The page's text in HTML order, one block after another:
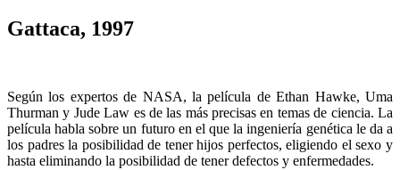
Gattaca, 1997
Según los expertos de NASA, la película de Ethan Hawke, Uma
Thurman y Jude Law es de las más precisas en temas de ciencia. La
película habla sobre un futuro en el que la ingeniería genética le da a
los padres la posibilidad de tener hijos perfectos, eligiendo el sexo y
hasta eliminando la posibilidad de tener defectos y enfermedades.